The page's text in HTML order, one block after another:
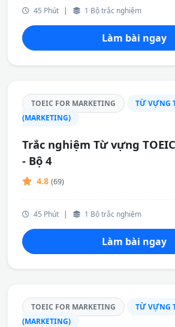
45 Phút | 1 Bộ trắc nghiệm
Làm bài ngay
TOEIC FOR MARKETING
TỪ VỰNG
(MARKETING)
Trắc nghiệm Từ vựng
- Bộ 4
4.8 (69)
45 Phút | 1 Bộ trắc nghiệm
Làm bài ngay
TOEIC FOR MARKETING
TỪ VỰNG
(MARKETING)